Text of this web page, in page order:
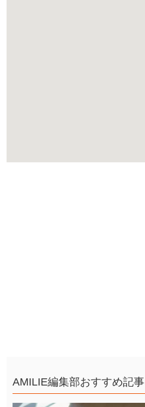
AMILIE編集部おすすめ記事